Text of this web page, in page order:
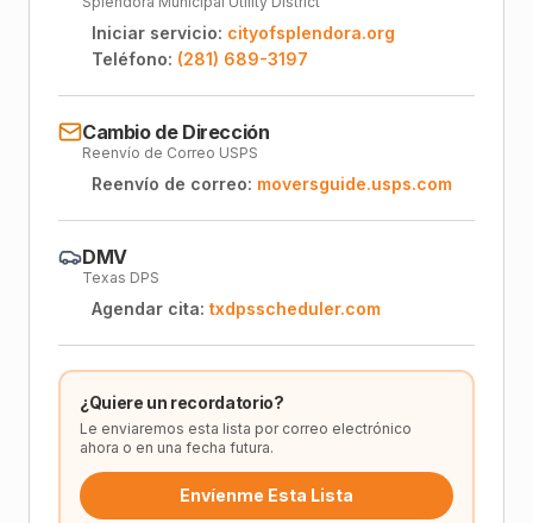
Iniciar servicio: cityofsplendora.org
Teléfono: (281) 689-3197
Cambio de Dirección
Reenvío de Correo USPS
Reenvío de correo: moversguide.usps.com
DMV
Texas DPS
Agendar cita: txdpsscheduler.com
¿Quiere un recordatorio?
Le enviaremos esta lista por correo electrónico
ahora o en una fecha futura.
Envíenme Esta Lista